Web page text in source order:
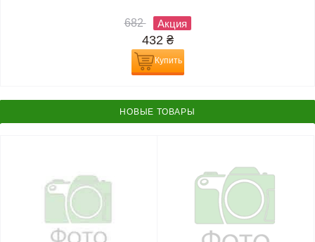
682 Акция
432 ₴
Купить
НОВЫЕ ТОВАРЫ